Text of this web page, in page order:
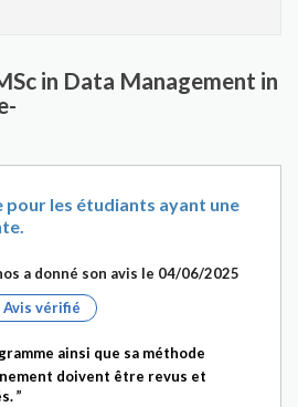
in Data Management in
pour les étudiants ayant une
a donné son avis le 04/06/2025
Avis vérifié
ainsi que sa méthode
doivent être revus et